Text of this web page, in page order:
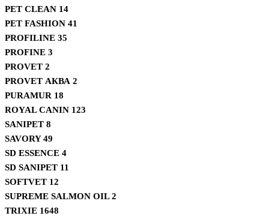
PET CLEAN 14
PET FASHION 41
PROFILINE 35
PROFINE 3
PROVET 2
PROVET АКВА 2
PURAMUR 18
ROYAL CANIN 123
SANIPET 8
SAVORY49
SD ESSENCE 4
SD SANIPET 11
SOFTVET 12
SUPREME SALMON OIL2
TRIXIE 1648